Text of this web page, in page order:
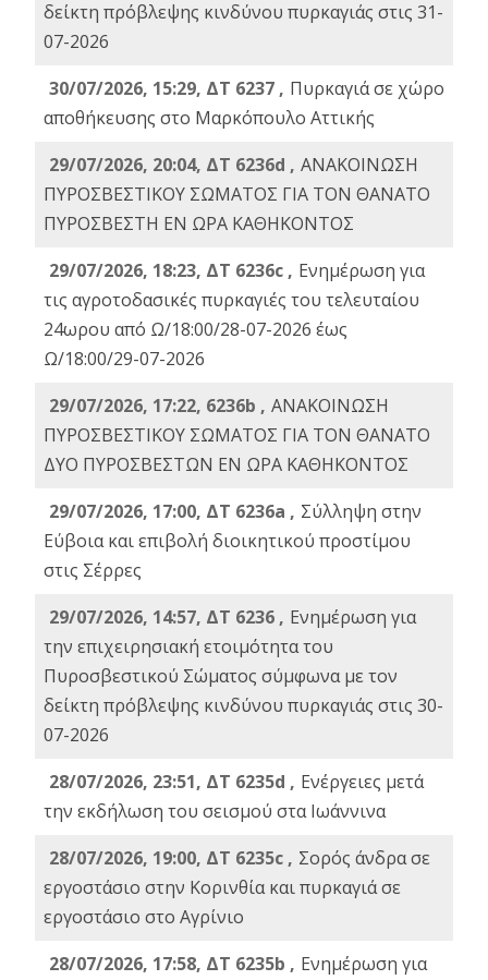
δείκτη πρόβλεψης κινδύνου πυρκαγιάς στις 31-
07-2026
30/07/2026, 15:29, ΔΤ 6237 , Πυρκαγιά σε χώρο
αποθήκευσης στο Μαρκόπουλο Αττικής
29/07/2026, 20:04, ΔΤ 6236d , ΑΝΑΚΟΙΝΩΣΗ
ΠΥΡΟΣΒΕΣΤΙΚΟΥ ΣΩΜΑΤΟΣ ΓΙΑ ΤΟΝ ΘΑΝΑΤΟ
ΠΥΡΟΣΒΕΣΤΗ ΕΝ ΩΡΑ ΚΑΘΗΚΟΝΤΟΣ
29/07/2026, 18:23, ΔΤ 6236c , Ενημέρωση για
τις αγροτοδασικές πυρκαγιές του τελευταίου
24ωρου από Ω/18:00/28-07-2026 έως
Ω/18:00/29-07-2026
29/07/2026, 17:22, 6236b , ΑΝΑΚΟΙΝΩΣΗ
ΠΥΡΟΣΒΕΣΤΙΚΟΥ ΣΩΜΑΤΟΣ ΓΙΑ ΤΟΝ ΘΑΝΑΤΟ
ΔΥΟ ΠΥΡΟΣΒΕΣΤΩΝ ΕΝ ΩΡΑ ΚΑΘΗΚΟΝΤΟΣ
29/07/2026, 17:00, ΔΤ 6236a , Σύλληψη στην
Εύβοια και επιβολή διοικητικού προστίμου
στις Σέρρες
29/07/2026, 14:57, ΔΤ 6236 , Ενημέρωση για
την επιχειρησιακή ετοιμότητα του
Πυροσβεστικού Σώματος σύμφωνα με τον
δείκτη πρόβλεψης κινδύνου πυρκαγιάς στις 30-
07-2026
28/07/2026, 23:51, ΔΤ 6235d , Ενέργειες μετά
την εκδήλωση του σεισμού στα Ιωάννινα
28/07/2026, 19:00, ΔΤ 6235c , Σορός άνδρα σε
εργοστάσιο στην Κορινθία και πυρκαγιά σε
εργοστάσιο στο Αγρίνιο
28/07/2026, 17:58, ΔΤ 6235b , Ενημέρωση για